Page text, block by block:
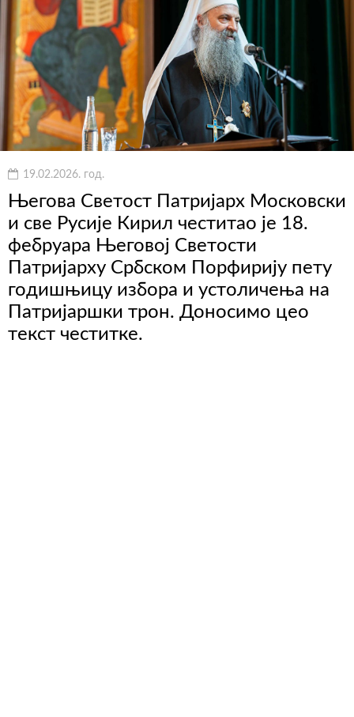
19.02.2026. год.
Његова Светост Патријарх Московски
и све Русије Кирил честитао је 18.
фебруара Његовој Светости
Патријарху Србском Порфирију пету
годишњицу избора и устоличења на
Патријаршки трон. Доносимо цео
текст честитке.